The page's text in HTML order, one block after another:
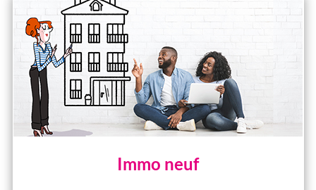
Immo neuf